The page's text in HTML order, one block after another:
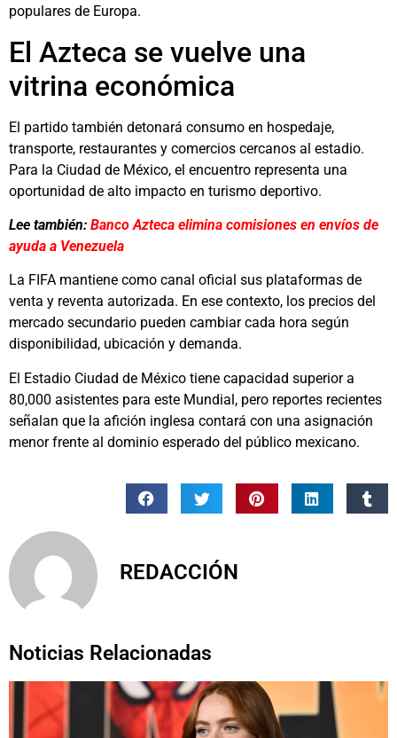
populares de Europa.
El Azteca se vuelve una
vitrina económica
El partido también detonará consumo en hospedaje,
transporte, restaurantes y comercios cercanos al estadio.
Para la Ciudad de México, el encuentro representa una
oportunidad de alto impacto en turismo deportivo.
Lee también: Banco Azteca elimina comisiones en envíos de
ayuda a Venezuela
La FIFA mantiene como canal oficial sus plataformas de
venta y reventa autorizada. En ese contexto, los precios del
mercado secundario pueden cambiar cada hora según
disponibilidad, ubicación y demanda.
El Estadio Ciudad de México tiene capacidad superior a
80,000 asistentes para este Mundial, pero reportes recientes
señalan que la afición inglesa contará con una asignación
menor frente al dominio esperado del público mexicano.
REDACCIÓN
Noticias Relacionadas